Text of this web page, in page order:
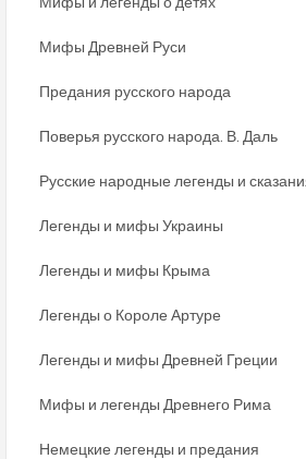
Мифы Древней Руси
Предания русского народа
Поверья русского народа. В. Даль
Русские народные легенды и
Легенды и мифы Украины
Легенды и мифы Крыма
Легенды о Короле Артуре
Легенды и мифы Древней Греции
Мифы и легенды Древнего Рима
Немецкие легенды и предания